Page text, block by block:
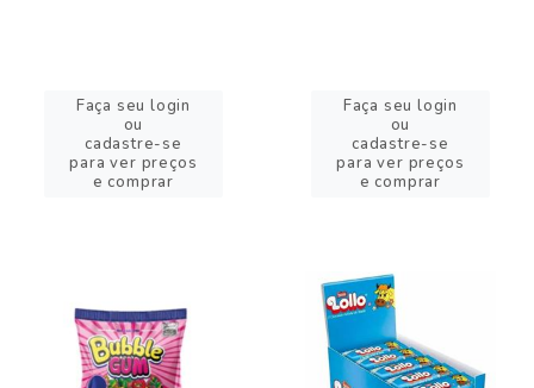
Faça seu login
ou
cadastre-se
para ver preços
e comprar
Faça seu login
ou
cadastre-se
para ver preços
e comprar